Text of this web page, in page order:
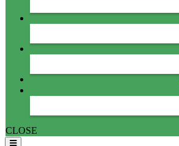
CLOSE